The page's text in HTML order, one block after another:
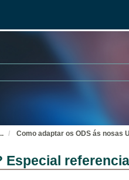
Como adaptar os ODS ás nosas